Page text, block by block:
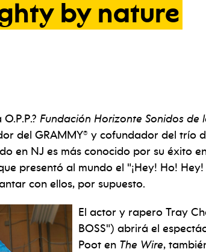
by nature
Fundación Horizonte Sonidos de
del GRAMMY® y cofundador del trío
en NJ es más conocido por su éxito
presentó al mundo el "¡Hey! Ho!
con ellos, por supuesto.
El actor y rapero Tray
BOSS") abrirá el
Poot en The Wire,